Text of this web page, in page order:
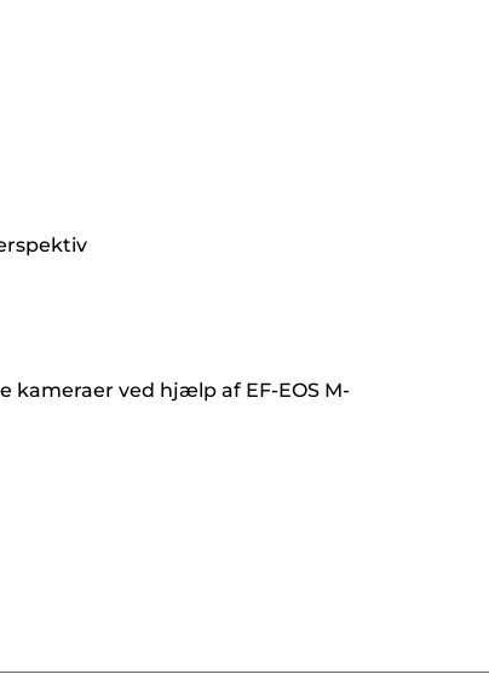
kameraer ved hjælp af EF-EOS M-